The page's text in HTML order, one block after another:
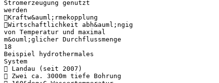
Stromerzeugung genutzt
werden
Kraftw&auml;rmekopplung
Wirtschaftlichkeit abh&auml;ngig
von Temperatur und maximal
m&ouml;glicher Durchflussmenge
18
Beispiel hydrothermales
System
 Landau (seit 2007)
 Zwei ca. 3000m tiefe Bohrung